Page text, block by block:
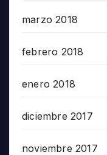
marzo 2018
febrero 2018
enero 2018
diciembre 2017
noviembre 2017